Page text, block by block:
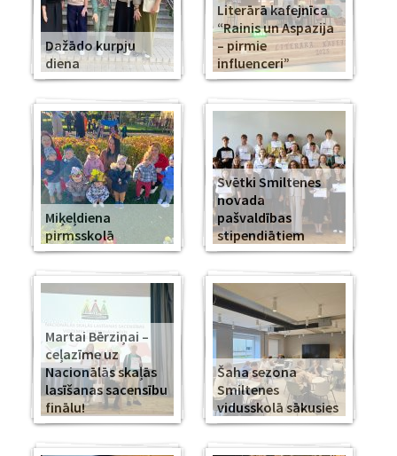
Dažādo kurpju
diena
Literārā kafejnīca
“Rainis un Aspazija
– pirmie
influenceri”
Miķeļdiena
pirmsskolā
Svētki Smiltenes
novada
pašvaldības
stipendiātiem
Martai Bērziņai –
ceļazīme uz
Nacionālās skaļās
lasīšanas sacensību
finālu!
Šaha sezona
Smiltenes
vidusskolā sākusies